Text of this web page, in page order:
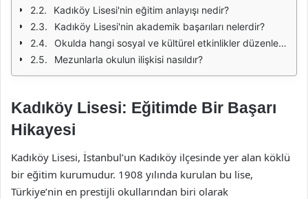
Kadıköy Lisesi'nin eğitim anlayışı nedir?
Kadıköy Lisesi'nin akademik başarıları nelerdir?
Okulda hangi sosyal ve kültürel etkinlikler düzenlenmektedir?
Mezunlarla okulun ilişkisi nasıldır?
Kadıköy Lisesi: Eğitimde Bir Başarı
Hikayesi
Kadıköy Lisesi, İstanbul’un Kadıköy ilçesinde yer alan köklü
bir eğitim kurumudur. 1908 yılında kurulan bu lise,
Türkiye’nin en prestijli okullarından biri olarak